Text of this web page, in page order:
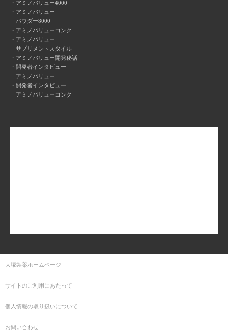
アミノバリュー4000
アミノバリュー
パウダー8000
アミノバリューコンク
アミノバリュー
サプリメントスタイル
アミノバリュー開発秘話
開発者インタビュー
アミノバリュー
開発者インタビュー
アミノバリューコンク
大塚製薬ホームページ
サイトのご利用にあたって
個人情報の取り扱いについて
お問い合わせ